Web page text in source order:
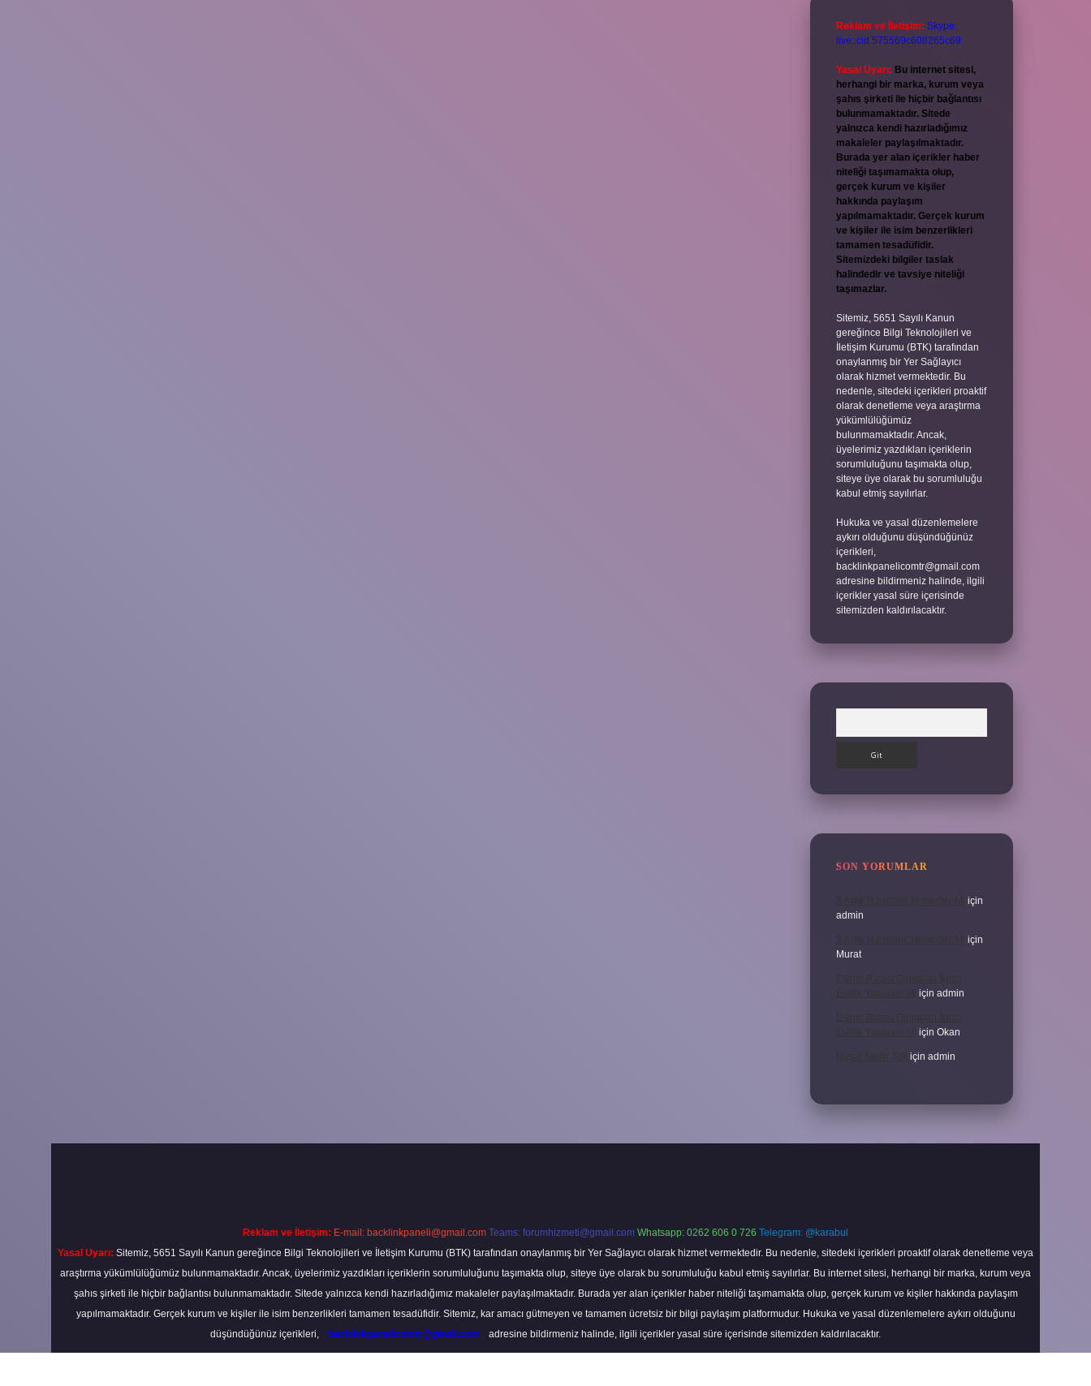
Reklam ve İletişim: Skype:
live:.cid.575569c608265c69
Yasal Uyarı: Bu internet sitesi,
herhangi bir marka, kurum veya
şahıs şirketi ile hiçbir bağlantısı
bulunmamaktadır. Sitede
yalnızca kendi hazırladığımız
makaleler paylaşılmaktadır.
Burada yer alan içerikler haber
niteliği taşımamakta olup,
gerçek kurum ve kişiler
hakkında paylaşım
yapılmamaktadır. Gerçek kurum
ve kişiler ile isim benzerlikleri
tamamen tesadüfidir.
Sitemizdeki bilgiler taslak
halindedir ve tavsiye niteliği
taşımazlar.
Sitemiz, 5651 Sayılı Kanun
gereğince Bilgi Teknolojileri ve
İletişim Kurumu (BTK) tarafından
onaylanmış bir Yer Sağlayıcı
olarak hizmet vermektedir. Bu
nedenle, sitedeki içerikleri proaktif
olarak denetleme veya araştırma
yükümlülüğümüz
bulunmamaktadır. Ancak,
üyelerimiz yazdıkları içeriklerin
sorumluluğunu taşımakta olup,
siteye üye olarak bu sorumluluğu
kabul etmiş sayılırlar.
Hukuka ve yasal düzenlemelere
aykırı olduğunu düşündüğünüz
içerikleri,
backlinkpanelicomtr@gmail.com
adresine bildirmeniz halinde, ilgili
içerikler yasal süre içerisinde
sitemizden kaldırılacaktır.
SON YORUMLAR
3 Aylık Hamilelik Hissedilir Mi
için
admin
3 Aylık Hamilelik Hissedilir Mi için
Murat
Eşinin Rızası Olmadan Ikinci
Evlilik Yapabilir Mi için admin
Eşinin Rızası Olmadan Ikinci
Evlilik Yapabilir Mi için Okan
Haşat Nedir Tdk için admin
Reklam ve İletişim: E-mail: backlinkpaneli@gmail.com Teams: forumhizmeti@gmail.com Whatsapp: 0262 606 0 726 Telegram: @karabul
Yasal Uyarı: Sitemiz, 5651 Sayılı Kanun gereğince Bilgi Teknolojileri ve İletişim Kurumu (BTK) tarafından onaylanmış bir Yer Sağlayıcı olarak hizmet vermektedir. Bu nedenle, sitedeki içerikleri proaktif olarak denetleme veya
araştırma yükümlülüğümüz bulunmamaktadır. Ancak, üyelerimiz yazdıkları içeriklerin sorumluluğunu taşımakta olup, siteye üye olarak bu sorumluluğu kabul etmiş sayılırlar. Bu internet sitesi, herhangi bir marka, kurum veya
şahıs şirketi ile hiçbir bağlantısı bulunmamaktadır. Sitede yalnızca kendi hazırladığımız makaleler paylaşılmaktadır. Burada yer alan içerikler haber niteliği taşımamakta olup, gerçek kurum ve kişiler hakkında paylaşım
yapılmamaktadır. Gerçek kurum ve kişiler ile isim benzerlikleri tamamen tesadüfidir. Sitemiz, kar amacı gütmeyen ve tamamen ücretsiz bir bilgi paylaşım platformudur. Hukuka ve yasal düzenlemelere aykırı olduğunu
düşündüğünüz içerikleri,
backlinkpanelicomtr@gmail.com adresine bildirmeniz halinde, ilgili içerikler yasal süre içerisinde sitemizden kaldırılacaktır.